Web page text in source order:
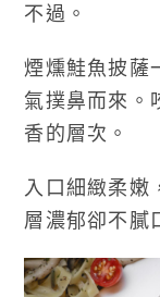
不過。
煙燻鮭魚披薩
氣撲鼻而來。
香的層次。
入口細緻柔嫩
層濃郁卻不膩